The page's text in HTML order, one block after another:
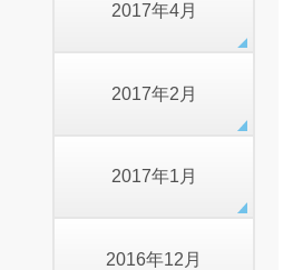
2017年4月
2017年2月
2017年1月
2016年12月